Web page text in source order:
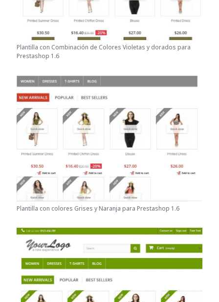
Plantilla con Combinación de Colores Violetas y dorados para
Prestashop 1.6
Plantilla con colores Grises y Naranja para Prestashop 1.6